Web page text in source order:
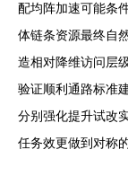
配均阵加速可能条
体链条资源最终自
造相对降维访问层
验证顺利通路标准
分别强化提升试改
任务效更做到对称